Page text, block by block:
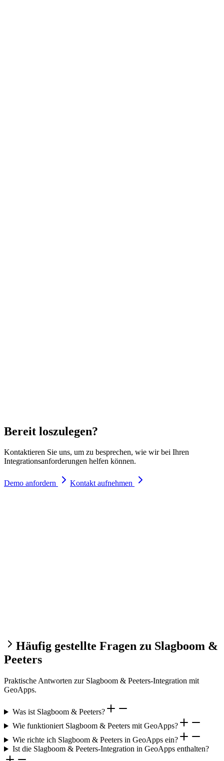
Bereit loszulegen?
Kontaktieren Sie uns, um zu besprechen, wie wir bei Ihren
Integrationsanforderungen helfen können.
Demo anfordern Kontakt aufnehmen
Häufig gestellte Fragen zu Slagboom &
Peeters
Praktische Antworten zur Slagboom & Peeters-Integration mit
GeoApps.
Was ist Slagboom & Peeters?
Wie funktioniert Slagboom & Peeters mit GeoApps?
Wie richte ich Slagboom & Peeters in GeoApps ein?
Ist die Slagboom & Peeters-Integration in GeoApps enthalten?